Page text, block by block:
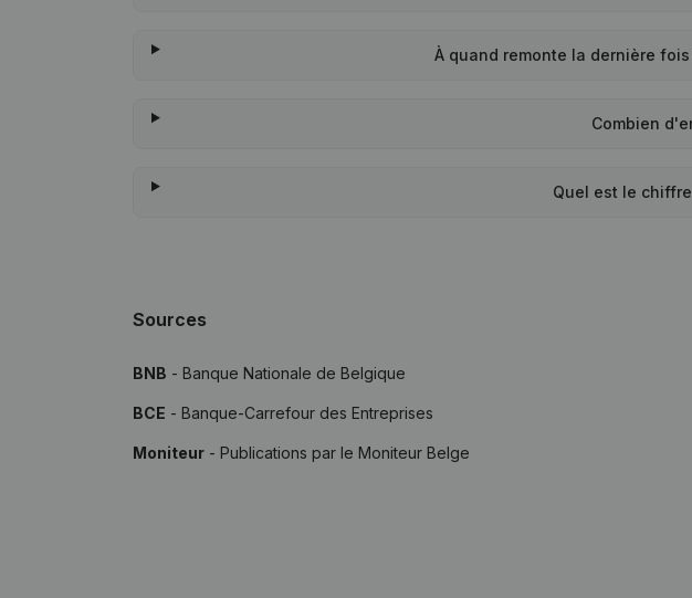
À quand remonte la dernière
Combien
Quel est le
Sources
BNB - Banque Nationale de Belgique
BCE - Banque-Carrefour des Entreprises
Moniteur - Publications par le Moniteur Belge